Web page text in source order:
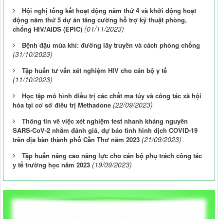
Hội nghị tổng kết hoạt động năm thứ 4 và khởi động hoạt
động năm thứ 5 dự án tăng cường hỗ trợ kỹ thuật phòng,
chống HIV/AIDS (EPIC) (01/11/2023)
Bệnh đậu mùa khỉ: đường lây truyền và cách phòng chống
(31/10/2023)
Tập huấn tư vấn xét nghiệm HIV cho cán bộ y tế
(11/10/2023)
Học tập mô hình điều trị các chất ma túy và công tác xã hội
hóa tại cơ sở điều trị Methadone (22/09/2023)
Thông tin về việc xét nghiệm test nhanh kháng nguyên
SARS-CoV-2 nhằm đánh giá, dự báo tình hình dịch COVID-19
trên địa bàn thành phố Cần Thơ năm 2023 (21/09/2023)
Tập huấn nâng cao năng lực cho cán bộ phụ trách công tác
y tế trường học năm 2023 (19/09/2023)